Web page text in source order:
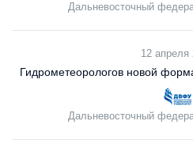
Дальневосточный
12 апреля
Гидрометеорологов новой
Дальневосточный